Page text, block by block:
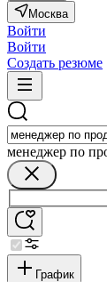
Москва
Войти
Войти
Создать резюме
менеджер по
График